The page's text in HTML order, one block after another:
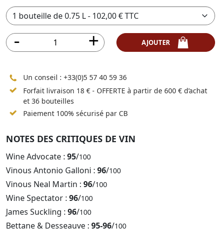
Un conseil : +33(0)5 57 40 59 36
Forfait livraison 18 € - OFFERTE à partir de 600 € d’achat
et 36 bouteilles
Paiement 100% sécurisé par CB
NOTES DES CRITIQUES DE VIN
Wine Advocate : 95/100
Vinous Antonio Galloni : 96/100
Vinous Neal Martin : 96/100
Wine Spectator : 96/100
James Suckling : 96/100
Bettane & Desseauve : 95-96/100